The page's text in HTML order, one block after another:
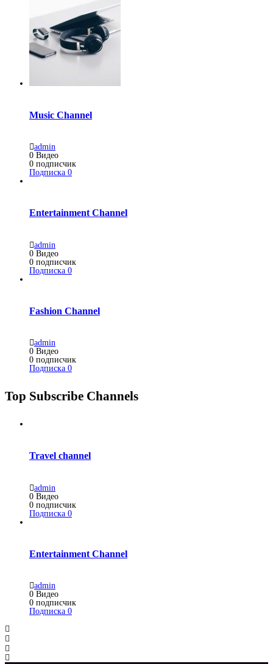
Music Channel
admin
0 Видео
0 подписчик
Подписка 0
Entertainment Channel
admin
0 Видео
0 подписчик
Подписка 0
Fashion Channel
admin
0 Видео
0 подписчик
Подписка 0
Top Subscribe Channels
Travel channel
admin
0 Видео
0 подписчик
Подписка 0
Entertainment Channel
admin
0 Видео
0 подписчик
Подписка 0